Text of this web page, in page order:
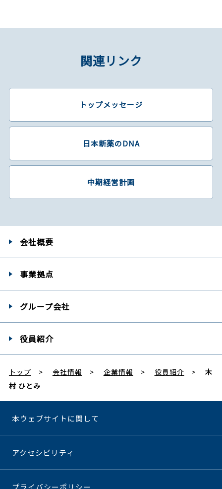
関連リンク
トップメッセージ
日本新薬のDNA
中期経営計画
会社概要
事業拠点
グループ会社
役員紹介
トップ 会社情報 企業情報 役員紹介
木
村 ひとみ
本ウェブサイトに関して
アクセシビリティ
プライバシーポリシー